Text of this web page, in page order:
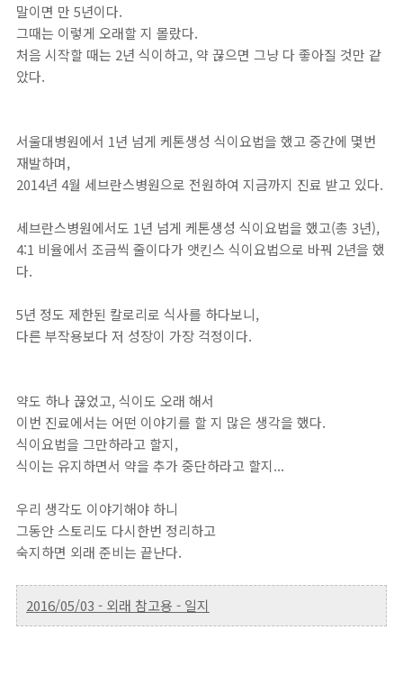
말이면 만 5년이다.
그때는 이렇게 오래할 지 몰랐다.
처음 시작할 때는 2년 식이하고, 약 끊으면 그냥 다 좋아질 것만 같
았다.
서울대병원에서 1년 넘게 케톤생성 식이요법을 했고 중간에 몇번
재발하며,
2014년 4월 세브란스병원으로 전원하여 지금까지 진료 받고 있다.
세브란스병원에서도 1년 넘게 케톤생성 식이요법을 했고(총 3년),
4:1 비율에서 조금씩 줄이다가 앳킨스 식이요법으로 바꿔 2년을 했
다.
5년 정도 제한된 칼로리로 식사를 하다보니,
다른 부작용보다 저 성장이 가장 걱정이다.
약도 하나 끊었고, 식이도 오래 해서
이번 진료에서는 어떤 이야기를 할 지 많은 생각을 했다.
식이요법을 그만하라고 할지,
식이는 유지하면서 약을 추가 중단하라고 할지...
우리 생각도 이야기해야 하니
그동안 스토리도 다시한번 정리하고
숙지하면 외래 준비는 끝난다.
2016/05/03 - 외래 참고용 - 일지